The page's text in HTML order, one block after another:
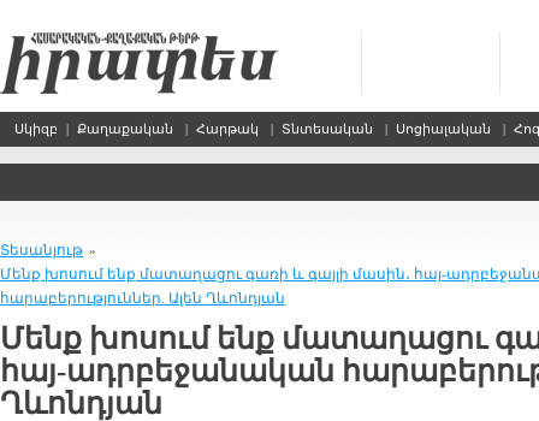
Սկիզբ | Քաղաքական | Հարթակ | Տնտեսական | Սոցիալական |
Տեսանյութ »
Մենք խոսում ենք մատաղացու գառի և գայլի մասին․ հայ-
հարաբերություններ. Ալեն Ղևոնդյան
Մենք խոսում ենք մատաղացու
հայ-ադրբեջանական
Ղևոնդյան